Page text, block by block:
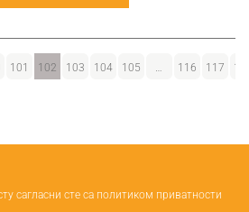
101 102 103 104 105 116 117
сагласни сте са политиком приватности